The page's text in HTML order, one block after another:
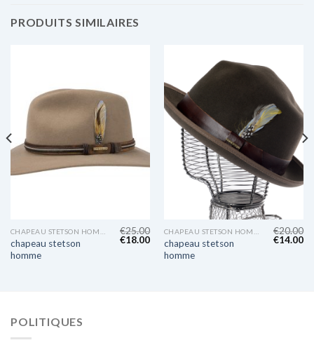
PRODUITS SIMILAIRES
chapeau stetson
homme
€25.00
€18.00
chapeau stetson
homme
€20.00
€14.00
POLITIQUES